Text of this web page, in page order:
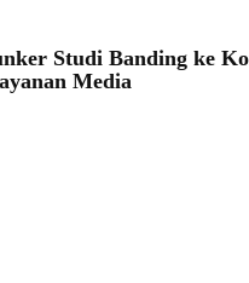
Studi Banding ke
Media